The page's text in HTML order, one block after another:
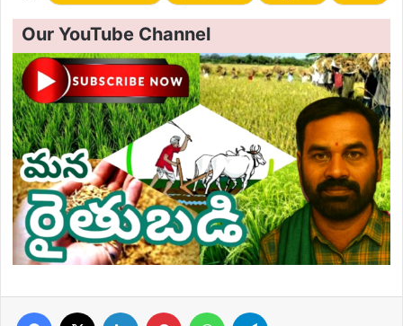
Our YouTube Channel
Facebook LinkedIn Pinterest WhatsApp